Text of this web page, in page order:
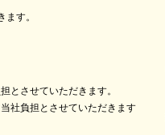
す。
とさせていただきます。
社負担とさせていただきます